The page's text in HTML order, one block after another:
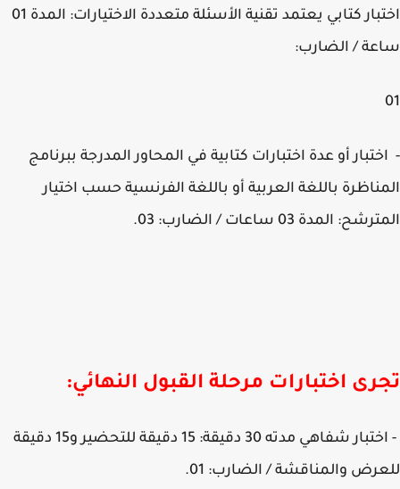
اختبار كتابي يعتمد تقنية الأسئلة متعددة الاختيارات: المدة 01
/ الضارب:
أو عدة اختبارات كتابية في المحاور المدرجة ببرنامج
باللغة العربية أو باللغة الفرنسية حسب اختيار
المدة 03 ساعات / الضارب: 03.
اختبارات مرحلة القبول النهائي:
- اختبار شفاهي مدته 30 دقيقة: 15 دقيقة للتحضير و15 دقيقة
والمناقشة / الضارب: 01.